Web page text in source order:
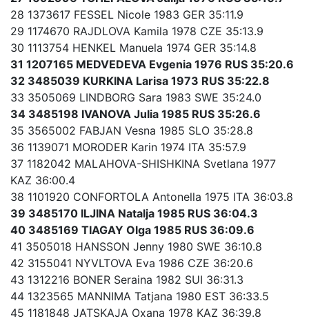
28 1373617 FESSEL Nicole 1983 GER 35:11.9
29 1174670 RAJDLOVA Kamila 1978 CZE 35:13.9
30 1113754 HENKEL Manuela 1974 GER 35:14.8
31 1207165 MEDVEDEVA Evgenia 1976 RUS 35:20.6
32 3485039 KURKINA Larisa 1973 RUS 35:22.8
33 3505069 LINDBORG Sara 1983 SWE 35:24.0
34 3485198 IVANOVA Julia 1985 RUS 35:26.6
35 3565002 FABJAN Vesna 1985 SLO 35:28.8
36 1139071 MORODER Karin 1974 ITA 35:57.9
37 1182042 MALAHOVA-SHISHKINA Svetlana 1977
KAZ 36:00.4
38 1101920 CONFORTOLA Antonella 1975 ITA 36:03.8
39 3485170 ILJINA Natalja 1985 RUS 36:04.3
40 3485169 TIAGAY Olga 1985 RUS 36:09.6
41 3505018 HANSSON Jenny 1980 SWE 36:10.8
42 3155041 NYVLTOVA Eva 1986 CZE 36:20.6
43 1312216 BONER Seraina 1982 SUI 36:31.3
44 1323565 MANNIMA Tatjana 1980 EST 36:33.5
45 1181848 JATSKAJA Oxana 1978 KAZ 36:39.8